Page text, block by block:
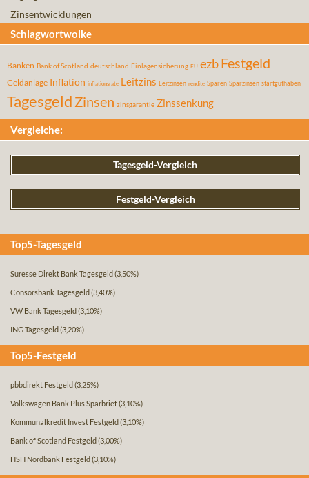
Zinsentwicklungen
Schlagwortwolke
Banken Bank of Scotland deutschland Einlagensicherung EU ezbFestgeld
Geldanlage Inflation inflationsrate Leitzins Leitzinsen rendite Sparen Sparzinsen startguthaben
Tagesgeld Zinsen zinsgarantie Zinssenkung
Vergleiche:
Tagesgeld-Vergleich
Festgeld-Vergleich
Top5-Tagesgeld
Suresse Direkt Bank Tagesgeld (3,50%)
Consorsbank Tagesgeld (3,40%)
VW Bank Tagesgeld (3,10%)
ING Tagesgeld (3,20%)
Top5-Festgeld
pbbdirekt Festgeld (3,25%)
Volkswagen Bank Plus Sparbrief(3,10%)
Kommunalkredit Invest Festgeld (3,10%)
Bank of Scotland Festgeld (3,00%)
HSH Nordbank Festgeld (3,10%)